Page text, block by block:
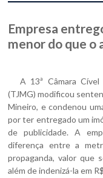
Empresa
menor do que o
A 13ª Câmara
(TJMG) modificou
Mineiro, e condenou
por ter entregado um
de publicidade. A
diferença entre a
propaganda, valor que
além de indenizá-la em